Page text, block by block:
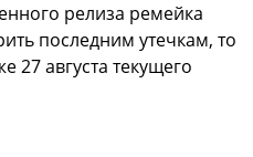
релиза ремейка
последним утечкам, то
27 августа текущего